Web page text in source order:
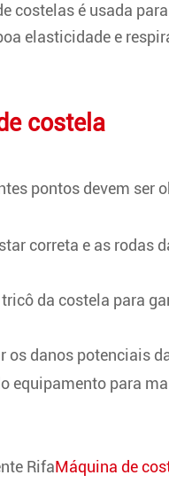
costelas é usada
elasticidade e
costela
pontos devem ser
correta e as rodas
da costela para
danos potenciais
equipamento para
RifaMáquina de